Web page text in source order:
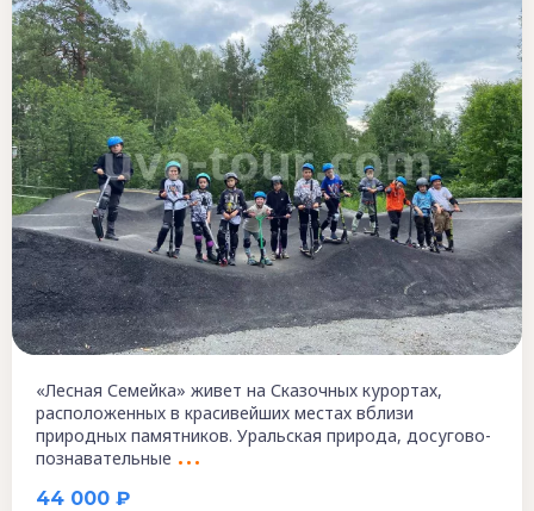
44 000 ₽
«Лесная Семейка» живет на Сказочных курортах,
расположенных в красивейших местах вблизи
природных памятников. Уральская природа, досугово-
познавательные